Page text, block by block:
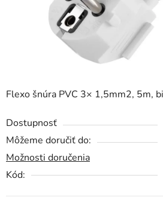
Flexo šnúra PVC 3× 1,5mm2, 5m,
Dostupnosť
Môžeme doručiť do:
Možnosti doručenia
Kód: